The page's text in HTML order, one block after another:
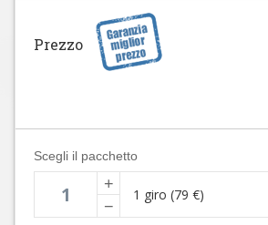
Prezzo
Scegli il pacchetto
+
−